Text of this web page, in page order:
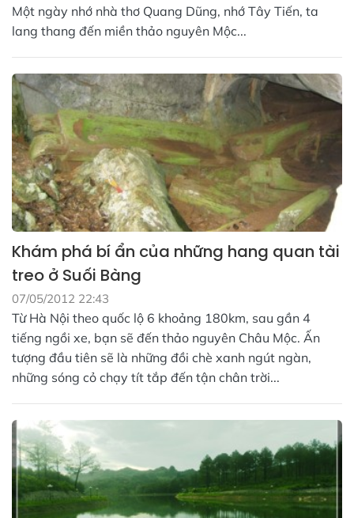
Một ngày nhớ nhà thơ Quang Dũng, nhớ Tây Tiến, ta
lang thang đến miền thảo nguyên Mộc...
Khám phá bí ẩn của những hang quan tài
treo ở Suối Bàng
07/05/2012 22:43
Từ Hà Nội theo quốc lộ 6 khoảng 180km, sau gần 4
tiếng ngồi xe, bạn sẽ đến thảo nguyên Châu Mộc. Ấn
tượng đầu tiên sẽ là những đồi chè xanh ngút ngàn,
những sóng cỏ chạy tít tắp đến tận chân trời...